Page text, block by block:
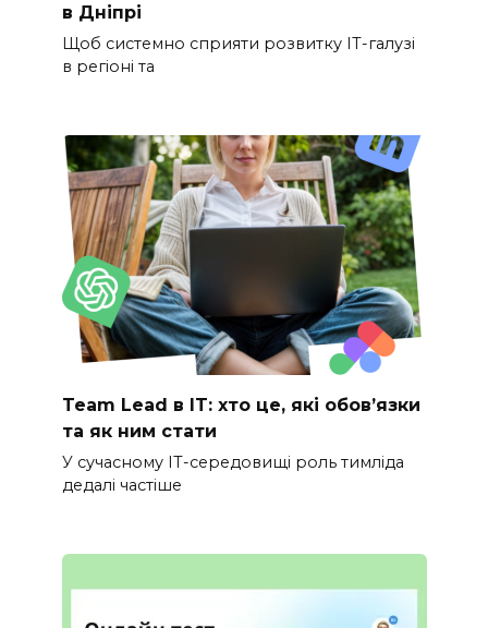
в Дніпрі
Щоб системно сприяти розвитку ІТ-галузі
в регіоні та
Team Lead в IT: хто це, які обов’язки
та як ним стати
У сучасному IT-середовищі роль тимліда
дедалі частіше